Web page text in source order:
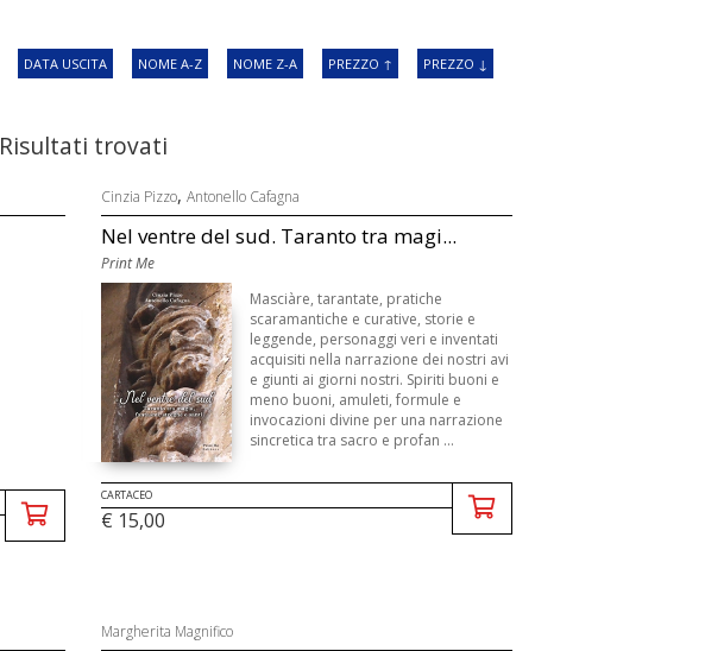
DATA USCITA NOME A-Z NOME Z-A PREZZO ↑ PREZZO ↓
Risultati trovati
Cinzia Pizzo, Antonello Cafagna
Nel ventre del sud. Taranto tra magi...
Print Me
Masciàre, tarantate, pratiche
scaramantiche e curative, storie e
leggende, personaggi veri e inventati
acquisiti nella narrazione dei nostri avi
e giunti ai giorni nostri. Spiriti buoni e
meno buoni, amuleti, formule e
invocazioni divine per una narrazione
sincretica tra sacro e profan ...
CARTACEO
€ 15,00
Margherita Magnifico